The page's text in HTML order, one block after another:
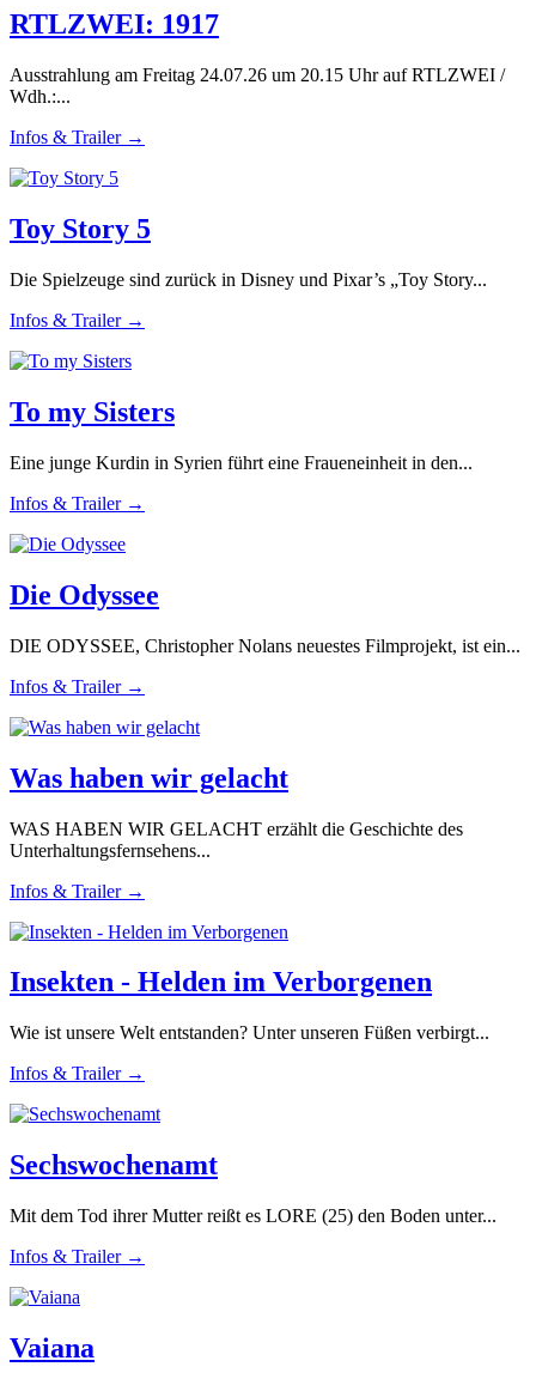
RTLZWEI: 1917
Ausstrahlung am Freitag 24.07.26 um 20.15 Uhr auf RTLZWEI /
Wdh.:...
Infos & Trailer →
Toy Story 5
Die Spielzeuge sind zurück in Disney und Pixar’s „Toy Story...
Infos & Trailer →
To my Sisters
Eine junge Kurdin in Syrien führt eine Fraueneinheit in den...
Infos & Trailer →
Die Odyssee
DIE ODYSSEE, Christopher Nolans neuestes Filmprojekt, ist ein...
Infos & Trailer →
Was haben wir gelacht
WAS HABEN WIR GELACHT erzählt die Geschichte des
Unterhaltungsfernsehens...
Infos & Trailer →
Insekten - Helden im Verborgenen
Wie ist unsere Welt entstanden? Unter unseren Füßen verbirgt...
Infos & Trailer →
Sechswochenamt
Mit dem Tod ihrer Mutter reißt es LORE (25) den Boden unter...
Infos & Trailer →
Vaiana